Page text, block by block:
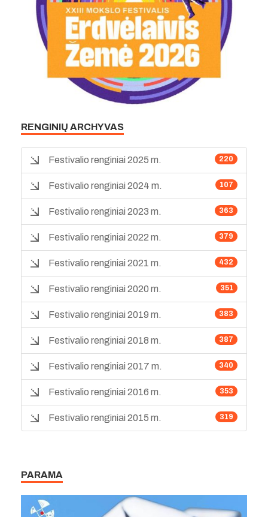
RENGINIŲ ARCHYVAS
220
Festivalio renginiai 2025 m.
107
Festivalio renginiai 2024 m.
363
Festivalio renginiai 2023 m.
379
Festivalio renginiai 2022 m.
432
Festivalio renginiai 2021 m.
351
Festivalio renginiai 2020 m.
383
Festivalio renginiai 2019 m.
387
Festivalio renginiai 2018 m.
340
Festivalio renginiai 2017 m.
353
Festivalio renginiai 2016 m.
319
Festivalio renginiai 2015 m.
PARAMA